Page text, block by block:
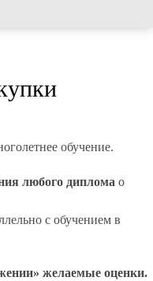
обучение.
любого диплома о
с обучением в
желаемые оценки.